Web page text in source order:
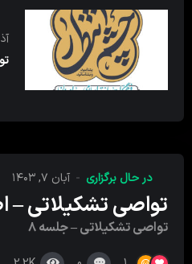
آذر
در حال برگزاری آبان ۷, ۱۴۰۳
تواصی تشکیلاتی –
تواصی تشکیلاتی – جلسه ۸